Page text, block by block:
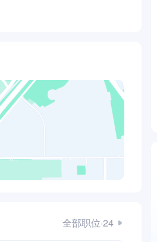
车、SUV等轻型车辆以及
small construction
on-highway and off-
Tier 4f.
马力，峰值扭矩2300牛
欧III（国III）、欧IV（国
its existing global product
全部职位·24